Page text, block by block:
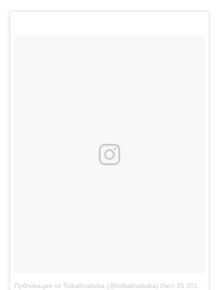
Публикация от Tolkalinaliuba (@tolkalinaliuba) Июл 25 2017 в 10:03 PDT